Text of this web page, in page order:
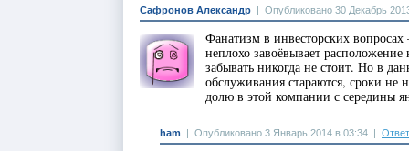
Сафронов Александр Опубликовано 30 Декабрь
Фанатизм в инвесторских
неплохо завоёвывает
забывать никогда не стоит. Но в
обслуживания стараются, сроки
долю в этой компании с середины
ham Опубликовано 3 Январь 2014 в 03:34